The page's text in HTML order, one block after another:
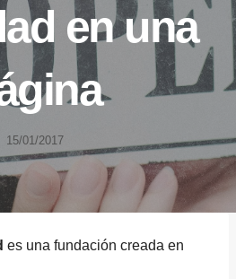
en una
15/01/2017
es una fundación creada en